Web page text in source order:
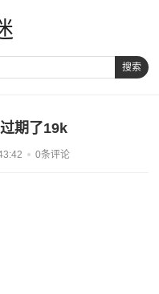
搜索
期了19k
0条评论